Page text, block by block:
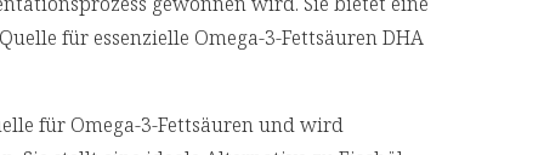
für essenzielle Omega-3-Fettsäuren DHA
für Omega-3-Fettsäuren und wird